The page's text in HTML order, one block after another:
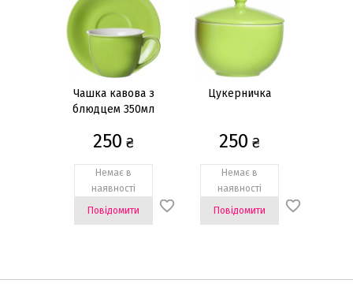
Чашка кавова з
блюдцем 350мл
250 ₴
Немає в
наявності
Повідомити
Цукерничка
250 ₴
Немає в
наявності
Повідомити